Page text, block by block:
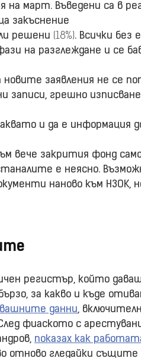
на март. Въведени са в
закъснение
решени (18%). Всички без
на разглеждане и се
заявления не се
грешно изписване
и да е информация
вече закрития фонд
е неясно.
наново към НЗОК,
регистър, който
за какво и къде
данни,
фиаското с
показах как
отново гледайки същите